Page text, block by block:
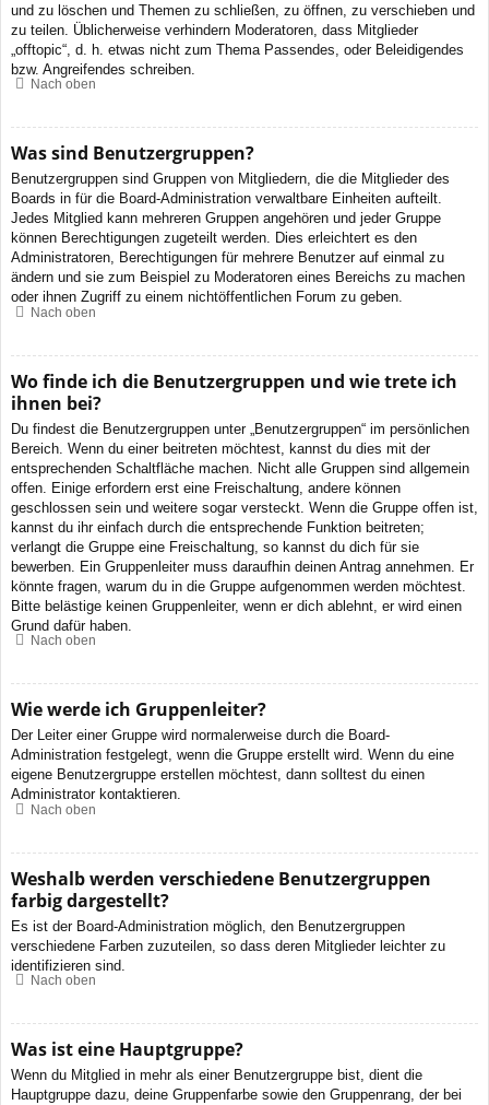
und zu löschen und Themen zu schließen, zu öffnen, zu verschieben und
zu teilen. Üblicherweise verhindern Moderatoren, dass Mitglieder
„offtopic“, d. h. etwas nicht zum Thema Passendes, oder Beleidigendes
bzw. Angreifendes schreiben.
Nach oben
Was sind Benutzergruppen?
Benutzergruppen sind Gruppen von Mitgliedern, die die Mitglieder des
Boards in für die Board-Administration verwaltbare Einheiten aufteilt.
Jedes Mitglied kann mehreren Gruppen angehören und jeder Gruppe
können Berechtigungen zugeteilt werden. Dies erleichtert es den
Administratoren, Berechtigungen für mehrere Benutzer auf einmal zu
ändern und sie zum Beispiel zu Moderatoren eines Bereichs zu machen
oder ihnen Zugriff zu einem nichtöffentlichen Forum zu geben.
Nach oben
Wo finde ich die Benutzergruppen und wie trete ich
ihnen bei?
Du findest die Benutzergruppen unter „Benutzergruppen“ im persönlichen
Bereich. Wenn du einer beitreten möchtest, kannst du dies mit der
entsprechenden Schaltfläche machen. Nicht alle Gruppen sind allgemein
offen. Einige erfordern erst eine Freischaltung, andere können
geschlossen sein und weitere sogar versteckt. Wenn die Gruppe offen ist,
kannst du ihr einfach durch die entsprechende Funktion beitreten;
verlangt die Gruppe eine Freischaltung, so kannst du dich für sie
bewerben. Ein Gruppenleiter muss daraufhin deinen Antrag annehmen. Er
könnte fragen, warum du in die Gruppe aufgenommen werden möchtest.
Bitte belästige keinen Gruppenleiter, wenn er dich ablehnt, er wird einen
Grund dafür haben.
Nach oben
Wie werde ich Gruppenleiter?
Der Leiter einer Gruppe wird normalerweise durch die Board-
Administration festgelegt, wenn die Gruppe erstellt wird. Wenn du eine
eigene Benutzergruppe erstellen möchtest, dann solltest du einen
Administrator kontaktieren.
Nach oben
Weshalb werden verschiedene Benutzergruppen
farbig dargestellt?
Es ist der Board-Administration möglich, den Benutzergruppen
verschiedene Farben zuzuteilen, so dass deren Mitglieder leichter zu
identifizieren sind.
Nach oben
Was ist eine Hauptgruppe?
Wenn du Mitglied in mehr als einer Benutzergruppe bist, dient die
Hauptgruppe dazu, deine Gruppenfarbe sowie den Gruppenrang, der bei